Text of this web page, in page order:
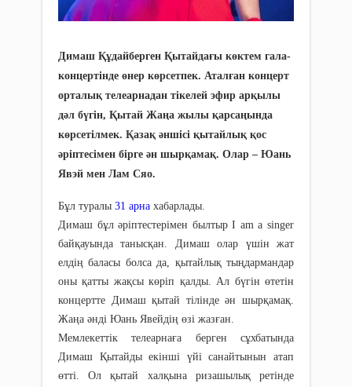
Димаш Құдайберген Қытайдағы көктем гала-
концертінде өнер көрсетпек. Аталған концерт
орталық телеарнадан тікелей эфир арқылы
дәл бүгін, Қытай Жаңа жылы қарсаңында
көрсетілмек. Қазақ әншісі қытайлық қос
әріптесімен бірге ән шырқамақ. Олар – Юань
Явэй мен Лам Сяо.
Бұл туралы 31 арна хабарлады.
Димаш бұл әріптестерімен былтыр I am a singer
байқауында танысқан. Димаш олар үшін жат
елдің баласы болса да, қытайлық тыңдармандар
оны қатты жақсы көріп қалды. Ал бүгін өтетін
концертте Димаш қытай тілінде ән шырқамақ.
Жаңа әнді Юань Явейдің өзі жазған.
Мемлекеттік телеарнаға берген сұхбатында
Димаш Қытайды екінші үйі санайтынын атап
өтті. Ол қытай халқына ризашылық ретінде